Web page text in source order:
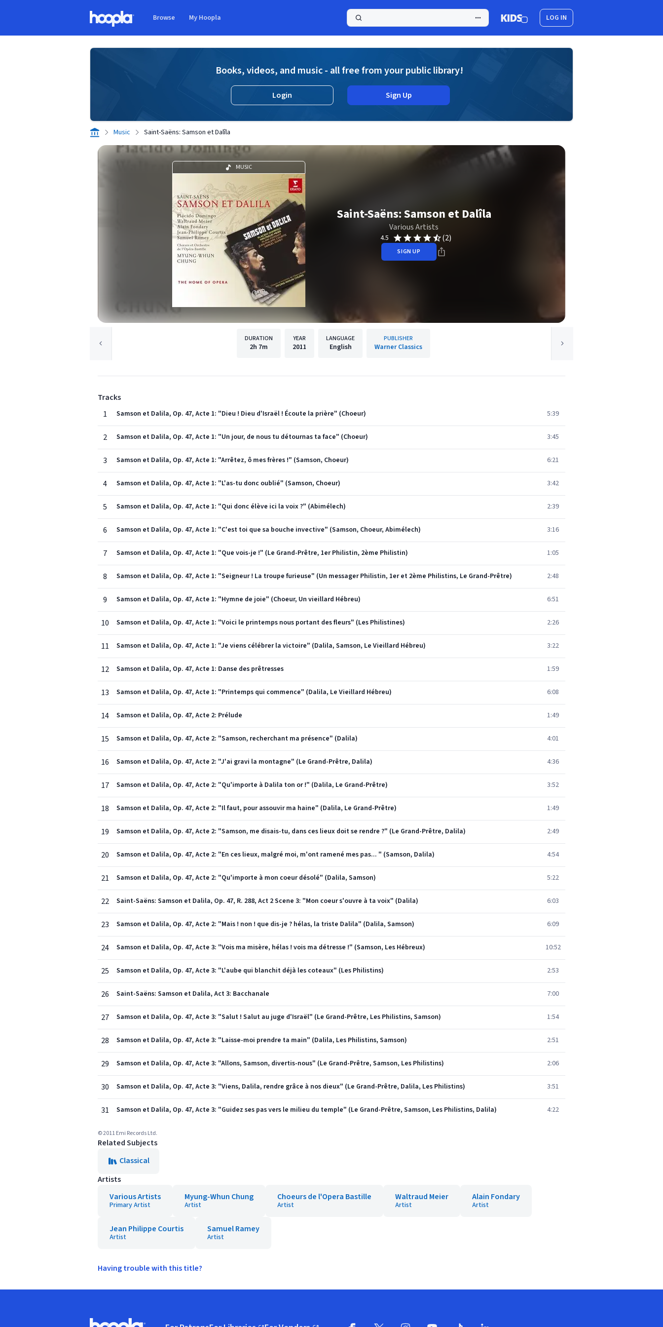
Browse My Hoopla LOG IN
Books, videos, and music - all free from your public library!
Login Sign Up
Music Saint-Saëns: Samson et Dalîla
MUSIC
Saint-Saëns: Samson et Dalîla
Various Artists
4.5 (2)
SIGN UP
DURATION
2h 7m
YEAR
2011
LANGUAGE
English
PUBLISHER
Warner Classics
Tracks
1
Samson et Dalila, Op. 47, Acte 1: "Dieu ! Dieu d'Israël ! Écoute la prière" (Choeur) 5:39
2 Samson et Dalila, Op. 47, Acte 1: "Un jour, de nous tu détournas ta face" (Choeur) 3:45
3 Samson et Dalila, Op. 47, Acte 1: "Arrêtez, ô mes frères !" (Samson, Choeur) 6:21
4 Samson et Dalila, Op. 47, Acte 1: "L'as-tu donc oublié" (Samson, Choeur) 3:42
5 Samson et Dalila, Op. 47, Acte 1: "Qui donc élève ici la voix ?" (Abimélech) 2:39
6 Samson et Dalila, Op. 47, Acte 1: "C'est toi que sa bouche invective" (Samson, Choeur, Abimélech) 3:16
7 Samson et Dalila, Op. 47, Acte 1: "Que vois-je !" (Le Grand-Prêtre, 1er Philistin, 2ème Philistin) 1:05
8 Samson et Dalila, Op. 47, Acte 1: "Seigneur ! La troupe furieuse" (Un messager Philistin, 1er et 2ème Philistins, Le Grand-Prêtre) 2:48
9 Samson et Dalila, Op. 47, Acte 1: "Hymne de joie" (Choeur, Un vieillard Hébreu) 6:51
10 Samson et Dalila, Op. 47, Acte 1: "Voici le printemps nous portant des fleurs" (Les Philistines) 2:26
11 Samson et Dalila, Op. 47, Acte 1: "Je viens célébrer la victoire" (Dalila, Samson, Le Vieillard Hébreu) 3:22
12 Samson et Dalila, Op. 47, Acte 1: Danse des prêtresses 1:59
13 Samson et Dalila, Op. 47, Acte 1: "Printemps qui commence" (Dalila, Le Vieillard Hébreu) 6:08
14 Samson et Dalila, Op. 47, Acte 2: Prélude 1:49
15 Samson et Dalila, Op. 47, Acte 2: "Samson, recherchant ma présence" (Dalila) 4:01
16 Samson et Dalila, Op. 47, Acte 2: "J'ai gravi la montagne" (Le Grand-Prêtre, Dalila) 4:36
17 Samson et Dalila, Op. 47, Acte 2: "Qu'importe à Dalila ton or !" (Dalila, Le Grand-Prêtre) 3:52
18 Samson et Dalila, Op. 47, Acte 2: "Il faut, pour assouvir ma haine" (Dalila, Le Grand-Prêtre) 1:49
19 Samson et Dalila, Op. 47, Acte 2: "Samson, me disais-tu, dans ces lieux doit se rendre ?" (Le Grand-Prêtre, Dalila) 2:49
20 Samson et Dalila, Op. 47, Acte 2: "En ces lieux, malgré moi, m'ont ramené mes pas... " (Samson, Dalila) 4:54
21 Samson et Dalila, Op. 47, Acte 2: "Qu'importe à mon coeur désolé" (Dalila, Samson) 5:22
22 Saint-Saëns: Samson et Dalila, Op. 47, R. 288, Act 2 Scene 3: "Mon coeur s'ouvre à ta voix" (Dalila) 6:03
23 Samson et Dalila, Op. 47, Acte 2: "Mais ! non ! que dis-je ? hélas, la triste Dalila" (Dalila, Samson) 6:09
24 Samson et Dalila, Op. 47, Acte 3: "Vois ma misère, hélas ! vois ma détresse !" (Samson, Les Hébreux) 10:52
25 Samson et Dalila, Op. 47, Acte 3: "L'aube qui blanchit déjà les coteaux" (Les Philistins) 2:53
26 Saint-Saëns: Samson et Dalila, Act 3: Bacchanale 7:00
27 Samson et Dalila, Op. 47, Acte 3: "Salut ! Salut au juge d'Israël" (Le Grand-Prêtre, Les Philistins, Samson) 1:54
28 Samson et Dalila, Op. 47, Acte 3: "Laisse-moi prendre ta main" (Dalila, Les Philistins, Samson) 2:51
29 Samson et Dalila, Op. 47, Acte 3: "Allons, Samson, divertis-nous" (Le Grand-Prêtre, Samson, Les Philistins) 2:06
30 Samson et Dalila, Op. 47, Acte 3: "Viens, Dalila, rendre grâce à nos dieux" (Le Grand-Prêtre, Dalila, Les Philistins) 3:51
31 Samson et Dalila, Op. 47, Acte 3: "Guidez ses pas vers le milieu du temple" (Le Grand-Prêtre, Samson, Les Philistins, Dalila) 4:22
© 2011 Emi Records Ltd.
Related Subjects
Classical
Artists
Various Artists
Primary Artist
Myung-Whun Chung
Artist
Choeurs de l'Opera Bastille
Artist
Waltraud Meier
Artist
Alain Fondary
Artist
Jean Philippe Courtis
Artist
Samuel Ramey
Artist
Having trouble with this title?